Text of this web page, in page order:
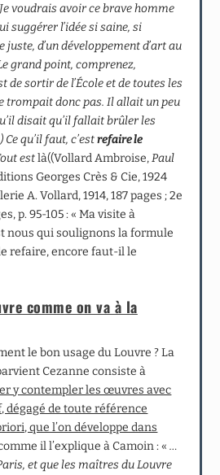
voudrais avoir ce brave homme
suggérer l’idée si saine, si
d’un développement d’art au
grand point, comprenez,
de sortir de l’École et de toutes les
trompait donc pas. Il allait un peu
disait qu’il fallait brûler les
Ce qu’il faut, c’estrefaire le
estlà((Vollard Ambroise,Paul
Georges Crès & Cie, 1924
A. Vollard, 1914, 187 pages ; 2e
p. 95-105 : « Ma visite à
nous qui soulignons la formule
refaire, encore faut-il le
comme on va à la
le bon usage du Louvre ? La
Cezanne consiste à
y contempler les œuvres avec
dégagé de toute référence
que l’on développe dans
il l’explique à Camoin : «…
et que les maîtres du Louvre